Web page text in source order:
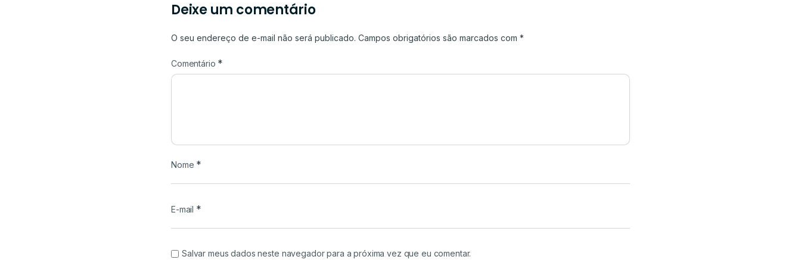
Deixe um comentário
O seu endereço de e-mail não será publicado. Campos obrigatórios são marcados com *
Comentário *
Nome *
E-mail *
Salvar meus dados neste navegador para a próxima vez que eu comentar.